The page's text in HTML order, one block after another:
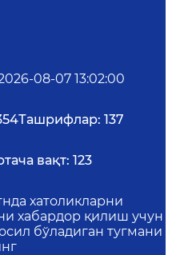
08-07 13:02:00
Ташрифлар: 137
вақт: 123
хатоликларни
хабардор қилиш учун
бўладиган тугмани